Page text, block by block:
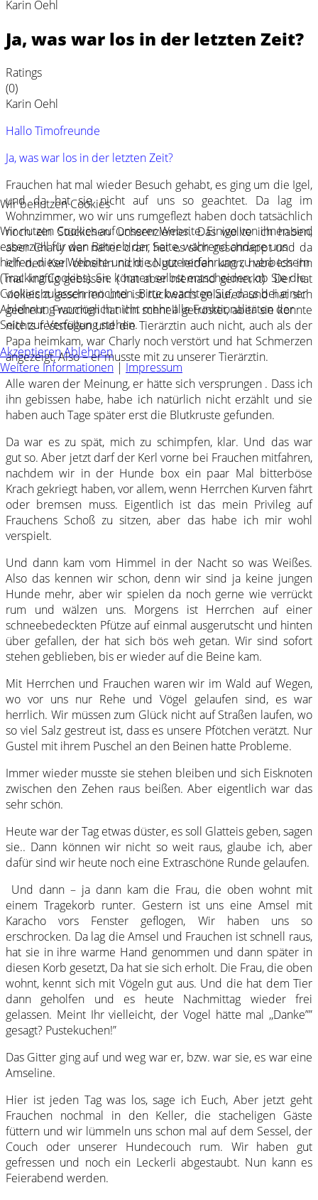
Karin Oehl
Ja, was war los in der letzten Zeit?
Ratings
(0)
Karin Oehl
Hallo Timofreunde
Ja, was war los in der letzten Zeit?
Frauchen hat mal wieder Besuch gehabt, es ging um die Igel,
und da hat sie nicht auf uns so geachtet. Da lag im
Wohnzimmer, wo wir uns rumgeflezt haben doch tatsächlich
noch ein Stückchen Ochsenziemer. Das wollte ich haben,
aber Charly war näher dran, hat es sich geschnappt und da
ich den Kerl ohnehin nicht so gut leiden kann, habe ich ihn
mal kräftig gebissen. ( hat aber niemand gemerkt) Der hat
vielleicht geschrien und ist rückwärts gelaufen und hat sich
gedreht. Frauchen hat ihn schnell getröstet, aber sie konnte
nichts feststellen und die Tierärztin auch nicht, auch als der
Papa heimkam, war Charly noch verstört und hat Schmerzen
angezeigt, Also – er musste mit zu unserer Tierärztin.
Alle waren der Meinung, er hätte sich versprungen . Dass ich
ihn gebissen habe, habe ich natürlich nicht erzählt und sie
haben auch Tage später erst die Blutkruste gefunden.
Da war es zu spät, mich zu schimpfen, klar. Und das war
gut so. Aber jetzt darf der Kerl vorne bei Frauchen mitfahren,
nachdem wir in der Hunde box ein paar Mal bitterböse
Krach gekriegt haben, vor allem, wenn Herrchen Kurven fährt
oder bremsen muss. Eigentlich ist das mein Privileg auf
Frauchens Schoß zu sitzen, aber das habe ich mir wohl
verspielt.
Und dann kam vom Himmel in der Nacht so was Weißes.
Also das kennen wir schon, denn wir sind ja keine jungen
Hunde mehr, aber wir spielen da noch gerne wie verrückt
rum und wälzen uns. Morgens ist Herrchen auf einer
schneebedeckten Pfütze auf einmal ausgerutscht und hinten
über gefallen, der hat sich bös weh getan. Wir sind sofort
stehen geblieben, bis er wieder auf die Beine kam.
Mit Herrchen und Frauchen waren wir im Wald auf Wegen,
wo vor uns nur Rehe und Vögel gelaufen sind, es war
herrlich. Wir müssen zum Glück nicht auf Straßen laufen, wo
so viel Salz gestreut ist, dass es unsere Pfötchen verätzt. Nur
Gustel mit ihrem Puschel an den Beinen hatte Probleme.
Immer wieder musste sie stehen bleiben und sich Eisknoten
zwischen den Zehen raus beißen. Aber eigentlich war das
sehr schön.
Heute war der Tag etwas düster, es soll Glatteis geben, sagen
sie.. Dann können wir nicht so weit raus, glaube ich, aber
dafür sind wir heute noch eine Extraschöne Runde gelaufen.
Und dann – ja dann kam die Frau, die oben wohnt mit
einem Tragekorb runter. Gestern ist uns eine Amsel mit
Karacho vors Fenster geflogen, Wir haben uns so
erschrocken. Da lag die Amsel und Frauchen ist schnell raus,
hat sie in ihre warme Hand genommen und dann später in
diesen Korb gesetzt, Da hat sie sich erholt. Die Frau, die oben
wohnt, kennt sich mit Vögeln gut aus. Und die hat dem Tier
dann geholfen und es heute Nachmittag wieder frei
gelassen. Meint Ihr vielleicht, der Vogel hätte mal ,,Danke””
gesagt? Pustekuchen!”
Das Gitter ging auf und weg war er, bzw. war sie, es war eine
Amseline.
Hier ist jeden Tag was los, sage ich Euch, Aber jetzt geht
Frauchen nochmal in den Keller, die stacheligen Gäste
füttern und wir lümmeln uns schon mal auf dem Sessel, der
Couch oder unserer Hundecouch rum. Wir haben gut
gefressen und noch ein Leckerli abgestaubt. Nun kann es
Feierabend werden.
Wir benutzen Cookies
Wir nutzen Cookies auf unserer Website. Einige von ihnen sind
essenziell für den Betrieb der Seite, während andere uns
helfen, diese Website und die Nutzererfahrung zu verbessern
(Tracking Cookies). Sie können selbst entscheiden, ob Sie die
Cookies zulassen möchten. Bitte beachten Sie, dass bei einer
Ablehnung womöglich nicht mehr alle Funktionalitäten der
Seite zur Verfügung stehen.
AkzeptierenAblehnen
Weitere Informationen | Impressum